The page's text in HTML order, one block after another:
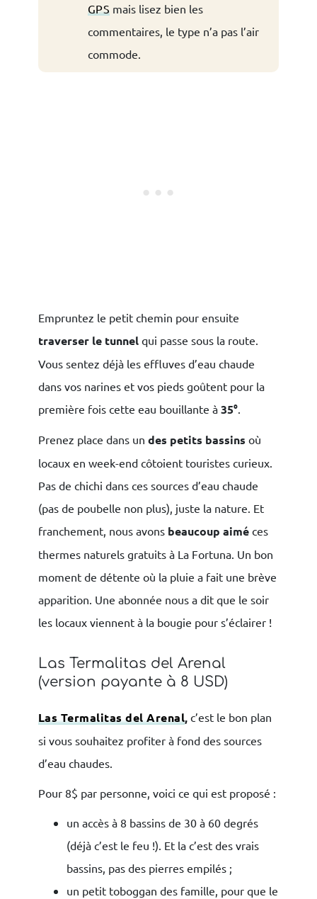
GPS mais lisez bien les
commentaires, le type n’a pas l’air
commode.
Empruntez le petit chemin pour ensuite
traverser le tunnelqui passe sous la route.
Vous sentez déjà les effluves d’eau chaude
dans vos narines et vos pieds goûtent pour la
première fois cette eau bouillante à 35°.
Prenez place dans un des petits bassins où
locaux en week-end côtoient touristes curieux.
Pas de chichi dans ces sources d’eau chaude
(pas de poubelle non plus), juste la nature. Et
franchement, nous avons beaucoup aiméces
thermes naturels gratuits à La Fortuna. Un bon
moment de détente où la pluie a fait une brève
apparition. Une abonnée nous a dit que le soir
les locaux viennent à la bougie pour s’éclairer !
Las Termalitas del Arenal
(version payante à 8 USD)
Las Termalitas del Arenal, c’est le bon plan
si vous souhaitez profiter à fond des sources
d’eau chaudes.
Pour 8$ par personne, voici ce qui est proposé :
un accès à 8 bassins de 30 à 60 degrés
(déjà c’est le feu !). Et la c’est des vrais
bassins, pas des pierres empilés ;
un petit toboggan des famille, pour que le